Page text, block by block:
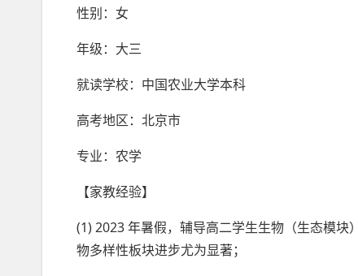
性别：女
年级：大三
就读学校：中国农业大学本科
高考地区：北京市
专业：农学
【家教经验】
(1) 2023 年暑假，辅导高二学生生物（生态模
物多样性板块进步尤为显著；